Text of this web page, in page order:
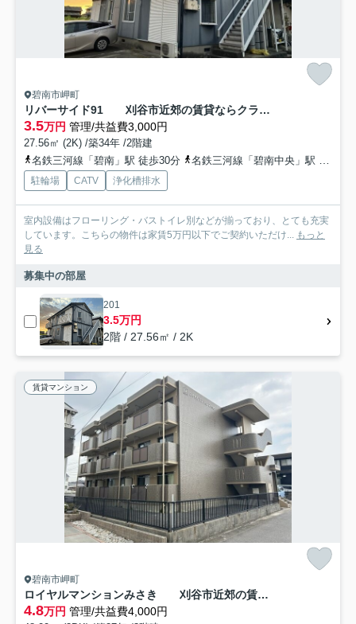
碧南市岬町
リバーサイド91 刈谷市近郊の賃貸ならクラスホーム刈谷店
3.5万円 管理/共益費3,000円
27.56㎡ (2K) /築34年 /2階建
名鉄三河線「碧南」駅 徒歩30分
名鉄三河線「碧南中央」駅 徒歩50分
駐輪場 CATV 浄化槽排水
室内設備はフローリング・バストイレ別などが揃っており、とても充実
しています。こちらの物件は家賃5万円以下でご契約いただけ... もっと
見る
募集中の部屋
201
3.5万円
2階 / 27.56㎡ / 2K
賃貸マンション
碧南市岬町
ロイヤルマンションみさき 刈谷市近郊の賃貸ならクラスホーム刈谷店
4.8万円 管理/共益費4,000円